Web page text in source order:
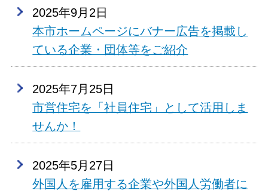
2025年9月2日
本市ホームページにバナー広告を掲載し
ている企業・団体等をご紹介
2025年7月25日
市営住宅を「社員住宅」として活用しま
せんか！
2025年5月27日
外国人を雇用する企業や外国人労働者に